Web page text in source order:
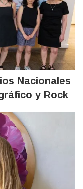
Nacionales
y Rock